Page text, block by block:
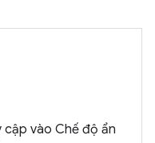
cập vào Chế độ ẩn